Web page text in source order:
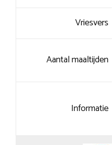
Vriesvers
Aantal maaltijden
Informatie